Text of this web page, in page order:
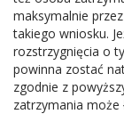
maksymalnie
takiego wniosku.
rozstrzygnięcia o
powinna zostać
zgodnie z
zatrzymania może